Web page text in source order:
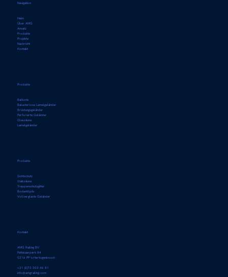
Navigation
Heim
Über AMG
Ansatz
Produkte
Projekte
Nachricht
Kontakt
Produkte
Balkone
Balusterlose Lamelgeländer
Brüstungsgeländer
Perforierte Geländer
Glaszäune
Lamelgeländer
Produkte
Sichtschutz
Stabzäune
Treppenschutzgitter
Bodentöpfe
Vollverglaste Geländer
Kontakt
AMG Railing BV
Pettelaarpark 84
5216 PP 's-Hertogenbosch
+31 (0)73 303 46 81
info@amgrailing.com